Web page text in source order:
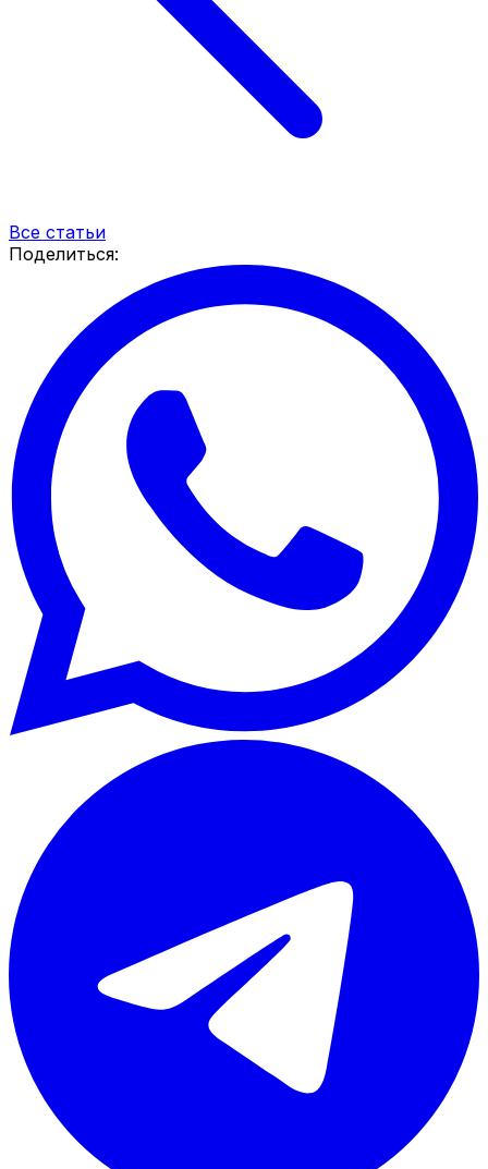
Все статьи
Поделиться: